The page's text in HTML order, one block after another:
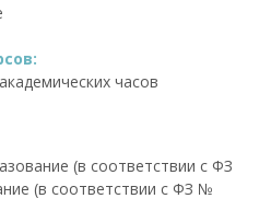
часов
(в соответствии с ФЗ
(в соответствии с ФЗ №